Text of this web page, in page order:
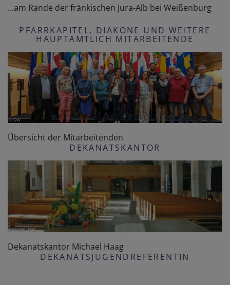
...am Rande der fränkischen Jura-Alb bei Weißenburg
PFARRKAPITEL, DIAKONE UND WEITERE
HAUPTAMTLICH MITARBEITENDE
Übersicht der Mitarbeitenden
DEKANATSKANTOR
Dekanatskantor Michael Haag
DEKANATSJUGENDREFERENTIN